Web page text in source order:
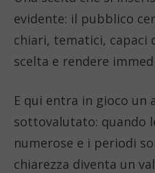
evidente: il pubblico
chiari, tematici, capaci
scelta e rendere
E qui entra in gioco un
sottovalutato: quando
numerose e i periodi
chiarezza diventa un